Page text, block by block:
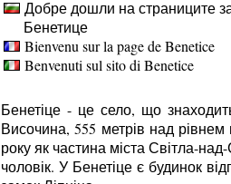
Добре дошли на страниците
Бенетице
Bienvenu sur la page de Benetice
Benvenuti sul sito di Benetice
Бенетіце - це село, що
Височина, 555 метрів над
року як частина міста Світла-
чоловік. У Бенетіце є будинок